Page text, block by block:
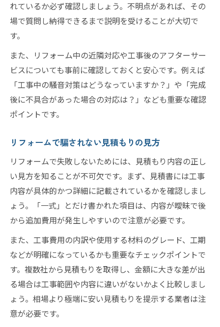
れているか必ず確認しましょう。不明点があれば、その
場で質問し納得できるまで説明を受けることが大切で
す。
また、リフォーム中の近隣対応や工事後のアフターサー
ビスについても事前に確認しておくと安心です。例えば
「工事中の騒音対策はどうなっていますか？」や「完成
後に不具合があった場合の対応は？」なども重要な確認
ポイントです。
リフォームで騙されない見積もりの見方
リフォームで失敗しないためには、見積もり内容の正し
い見方を知ることが不可欠です。まず、見積書には工事
内容が具体的かつ詳細に記載されているかを確認しまし
ょう。「一式」とだけ書かれた項目は、内容が曖昧で後
から追加費用が発生しやすいので注意が必要です。
また、工事費用の内訳や使用する材料のグレード、工期
などが明確になっているかも重要なチェックポイントで
す。複数社から見積もりを取得し、金額に大きな差が出
る場合は工事範囲や内容に違いがないかよく比較しまし
ょう。相場より極端に安い見積もりを提示する業者は注
意が必要です。